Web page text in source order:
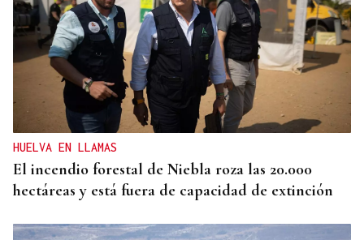
HELICOPTERO MEDICALIZADO
Un motorista en estado grave tras una colisión en
Velle
HUELVA EN LLAMAS
El incendio forestal de Niebla roza las 20.000
hectáreas y está fuera de capacidad de extinción